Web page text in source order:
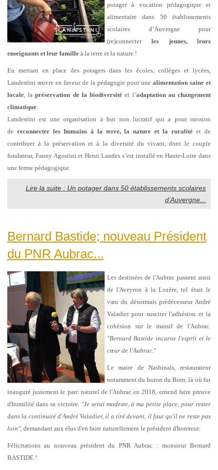
potager à vocation pédagogique et
alimentaire dans 50 établissements
scolaires d’Auvergne pour
(re)connecterles jeunes, leurs
enseignants et leur famille à la terre et la nature !
En mettant en place des potagers dans les écoles, collèges et lycées,
Landestini œuvre en faveur de la pédagogie pour une alimentation saine et
locale , lapréservation de la biodiversité et l’adaptation au changement
climatique
Landestini est une organisation à but non lucratif qui a pour mission
de reconnecter les humains à la terre, la nature et la ruralité et de
contribuer à la préservation et à la diversité du vivant, dont le couple
fondateur, Fanny Agostini et Henri Landes s’est installé en Haute-Loire dans
une ferme pédagogique.
Lire la suite : Un potager dans 50 établissements scolaires
d’Auvergne...
Bernard Bastide; nouveau Président
du PNR Aubrac...
Les destinées de l'Aubrac passent ainsi
de l'Aveyron à la Lozère, tel était le
vœu du désormais prédécesseur André
Valadier pour susciter l'adhésion et la
cohésion sur le massif de l'Aubrac.
"Bernard Bastide incarne l'esprit et le
cœur de l'Aubrac. "
Le maire de Nasbinals, restaurateur
notamment du buron du Born, là où fut
inauguré justement le parc naturel de l'Aubrac en 2018, entend faire preuve
d'humilité dans sa victoire. "Je serai modeste, à ma petite place, pour rester
dans la continuité d'André Valadier, il a tiré devant, il faut qu'il ne reste pas
loin", demandant aux élus d'en faire naturellement le président d'honneur.
Félicitations au nouveau président du PNR Aubrac : monsieur Bernard
BASTIDE !